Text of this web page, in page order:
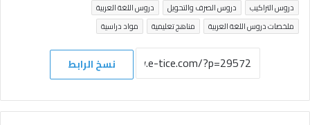
دروس التراكيب
دروس الصرف والتحويل
دروس اللغة العربية
ملخصات دروس اللغة العربية
مناهج تعليمية مواد دراسية
نسخ الرابط